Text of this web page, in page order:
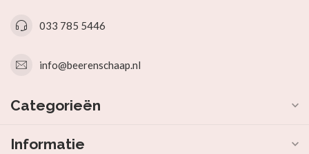
033 785 5446
info@beerenschaap.nl
Categorieën
Informatie